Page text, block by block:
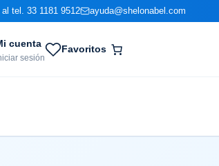
tel. 33 1181 9512 ayuda@shelonabel.com
cuenta
sesión
Favoritos